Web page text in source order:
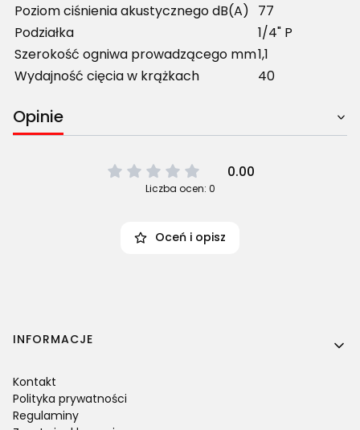
Poziom ciśnienia akustycznego dB(A) 77
Podziałka
1/4" P
Szerokość ogniwa prowadzącego mm1,1
Wydajność cięcia w krążkach
40
Opinie
0.00
Liczba ocen: 0
Oceń i opisz
Linki w stopce
INFORMACJE
Kontakt
Polityka prywatności
Regulaminy